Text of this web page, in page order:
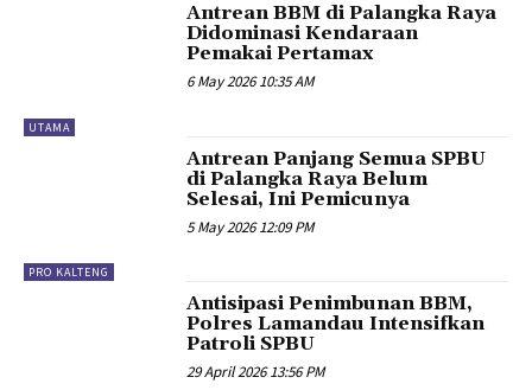
UTAMA
Antrean BBM di Palangka Raya
Didominasi Kendaraan
Pemakai Pertamax
6 May 2026 10:35 AM
PRO KALTENG
Antrean Panjang Semua SPBU
di Palangka Raya Belum
Selesai, Ini Pemicunya
5 May 2026 12:09 PM
Antisipasi Penimbunan BBM,
Polres Lamandau Intensifkan
Patroli SPBU
29 April 2026 13:56 PM